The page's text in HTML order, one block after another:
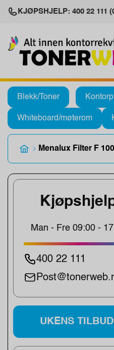
KJØPSHJELP: 400 22 111
Blekk/Toner
Whiteboard/møterom
Menalux Filter F
Man - Fre 09:00 -
400 22 111
UKENS